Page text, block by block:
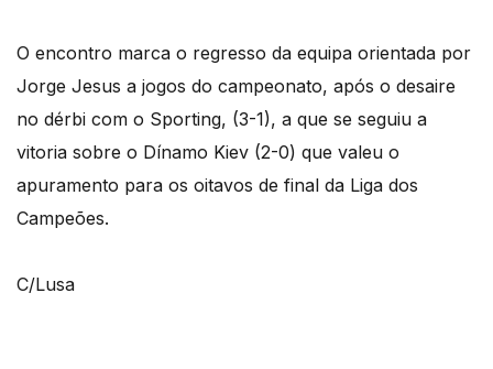
O encontro marca o regresso da equipa orientada por
Jorge Jesus a jogos do campeonato, após o desaire
no dérbi com o Sporting, (3-1), a que se seguiu a
vitoria sobre o Dínamo Kiev (2-0) que valeu o
apuramento para os oitavos de final da Liga dos
Campeões.
C/Lusa